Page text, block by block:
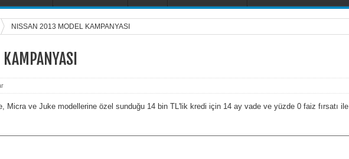
NISSAN 2013 MODEL KAMPANYASI
Micra ve Juke modellerine özel sunduğu 14 bin TL'lik kredi için 14 ay vade ve yüzde 0 faiz fırsatı ile